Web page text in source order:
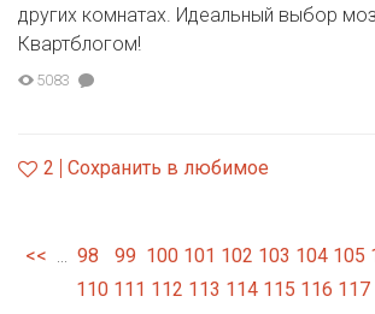
других комнатах. Идеальный выбор
Квартблогом!
5083
2 Сохранить в любимое
<< ... 98 99 100 101 102 103 104 105
110 111 112 113 114 115 116 117